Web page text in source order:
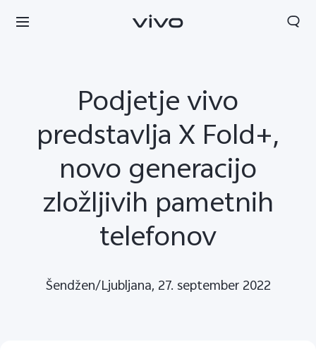
Slovenia | Izbira države/regije
Podjetje vivo
predstavlja X Fold+,
novo generacijo
zložljivih pametnih
telefonov
Šendžen/Ljubljana, 27. september 2022